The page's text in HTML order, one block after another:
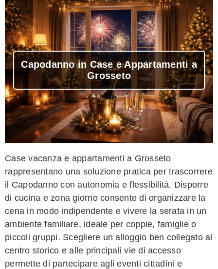
Capodanno in Case e Appartamenti a
Grosseto
Case vacanza e appartamenti a Grosseto
rappresentano una soluzione pratica per trascorrere
il Capodanno con autonomia e flessibilità. Disporre
di cucina e zona giorno consente di organizzare la
cena in modo indipendente e vivere la serata in un
ambiente familiare, ideale per coppie, famiglie o
piccoli gruppi. Scegliere un alloggio ben collegato al
centro storico e alle principali vie di accesso
permette di partecipare agli eventi cittadini e